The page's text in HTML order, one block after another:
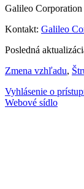
Galileo
Kontakt: Galileo
Posledná
Zmena vzhľadu,
Vyhlásenie o
Webové sídlo